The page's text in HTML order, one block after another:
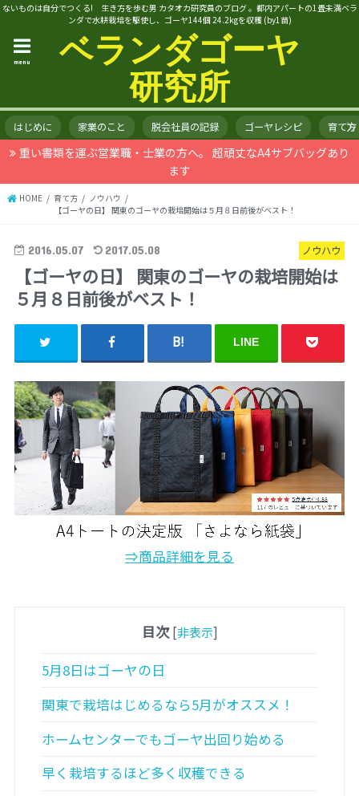
ないものは自分でつくる! 生き方を歩む男 カタオカ研究員のブログ 。都内アパートの1畳未満ベラ
ンダで水耕栽培を駆使し、ゴーヤ144個 24.2kgを収穫 (by1苗)
ベランダゴーヤ
研究所
menu
はじめに 家業のこと 脱会社員の記録 ゴーヤレシピ 育て方
重い書類を運ぶ営業職・士業の方へ。 超頑丈なA4サブバッグあり
ます
HOME 育て方
ノウハウ
【ゴーヤの日】 関東のゴーヤの栽培開始は５月８日前後がベスト！
ノウハウ
2016.05.07 2017.05.08
【ゴーヤの日】 関東のゴーヤの栽培開始は
５月８日前後がベスト！
LINE
⇒商品詳細を見る
目次 [非表示]
5月8日はゴーヤの日
関東で栽培はじめるなら5月がオススメ！
ホームセンターでもゴーヤ出回り始める
早く栽培するほど多く収穫できる